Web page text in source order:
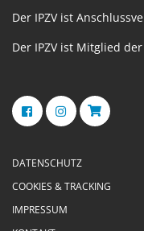
Der IPZV ist
Der IPZV ist Mitglied der
DATENSCHUTZ
COOKIES & TRACKING
IMPRESSUM